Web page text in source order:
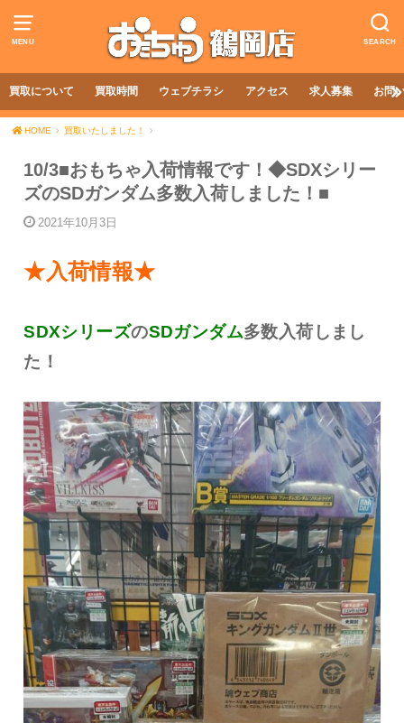
MENU SEARCH
買取について 買取時間 ウェブチラシ アクセス 求人募集 お問
HOME 買取いたしました！
10/3■おもちゃ入荷情報です！◆SDXシリー
ズのSDガンダム多数入荷しました！■
2021年10月3日
★入荷情報★
SDXシリーズのSDガンダム多数入荷しまし
た！